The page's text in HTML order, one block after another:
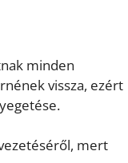
minden
vissza, ezért
mert